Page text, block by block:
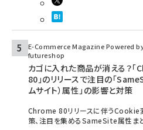
E-Commerce Magazine Powered
futureshop
カゴに入れた商品が消える？「
80」のリリースで注目の「
ムサイト）属性」の影響と対策
Chrome 80リリースに伴うCookie
策、注目を集めるSameSite属性ま